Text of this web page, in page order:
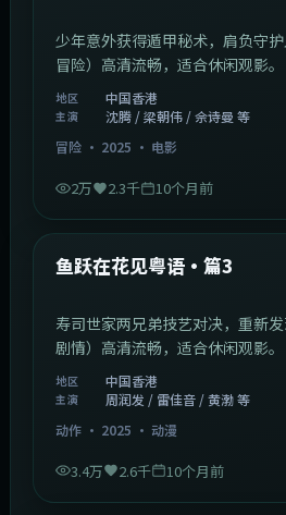
少年意外获得遁甲秘术，肩负守
冒险）高清流畅，适合休闲观影。
地区 中国香港
主演
沈腾 / 梁朝伟 / 佘诗曼 等
冒险· 2025 · 电影
2万 2.3千 10个月前
最新
鱼跃在花见粤语·篇3
寿司世家两兄弟技艺对决，重新
剧情）高清流畅，适合休闲观影。
地区 中国香港
主演
周润发 / 雷佳音 / 黄渤 等
动作· 2025 · 动漫
3.4万 2.6千 10个月前